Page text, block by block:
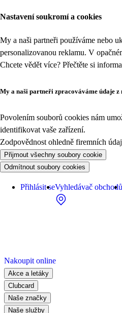
Nastavení soukromí a cookies
My a naši partneři používáme nebo
personalizovanou reklamu. V
Chcete vědět více? Přečtěte si
My a naši partneři zpracováváme údaje z
Povolením souborů cookies nám
identifikovat vaše zařízení.
Zodpovědnost ohledně firemních
Přijmout všechny soubory cookie
Odmítnout soubory cookies
Přihlásit seVyhledávač obchodů
Nakoupit online
Akce a letáky
Clubcard
Naše značky
Naše služby